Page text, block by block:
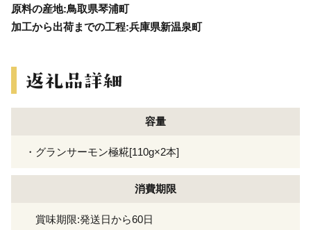
原料の産地:鳥取県琴浦町
加工から出荷までの工程:兵庫県新温泉町
容量
・グランサーモン極糀[110g×2本]
消費期限
賞味期限:発送日から60日